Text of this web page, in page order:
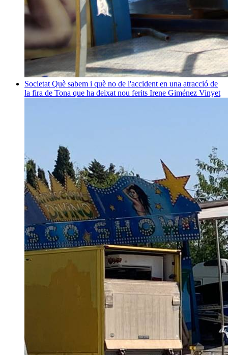
Societat Què sabem i què no de l'accident en una atracció de
la fira de Tona que ha deixat nou ferits Irene Giménez Vinyet